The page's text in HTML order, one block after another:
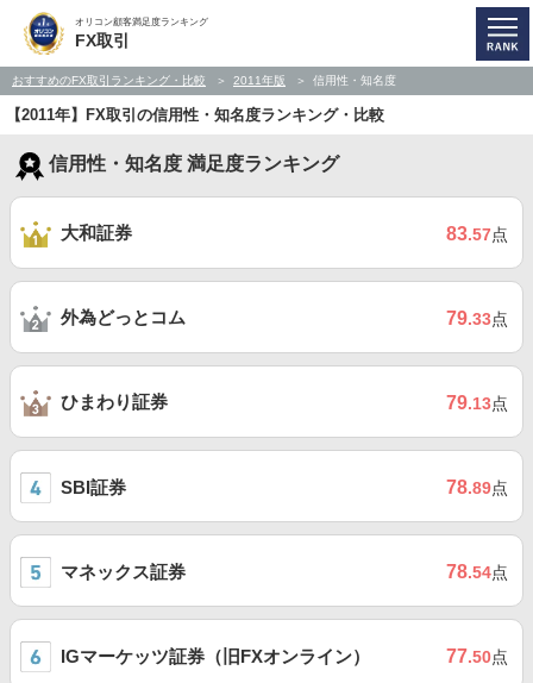
オリコン顧客満足度ランキング
FX取引
おすすめのFX取引ランキング・比較 2011年版 信用性・知名度
【2011年】FX取引の信用性・知名度ランキング・比較
信用性・知名度 満足度ランキング
大和証券 83.57点
外為どっとコム 79.33点
ひまわり証券 79.13点
SBI証券 78.89点
マネックス証券 78.54点
IGマーケッツ証券（旧FXオンライン） 77.50点